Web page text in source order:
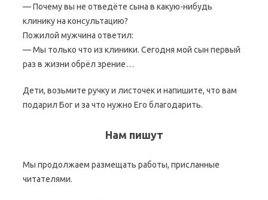
— Почему вы не отведёте сына в какую-нибудь
клинику на консультацию?
Пожилой мужчина ответил:
— Мы только что из клиники. Сегодня мой сын первый
раз в жизни обрёл зрение…
Дети, возьмите ручку и листочек и напишите, что вам
подарил Бог и за что нужно Его благодарить.
Нам пишут
Мы продолжаем размещать работы, присланные
читателями.